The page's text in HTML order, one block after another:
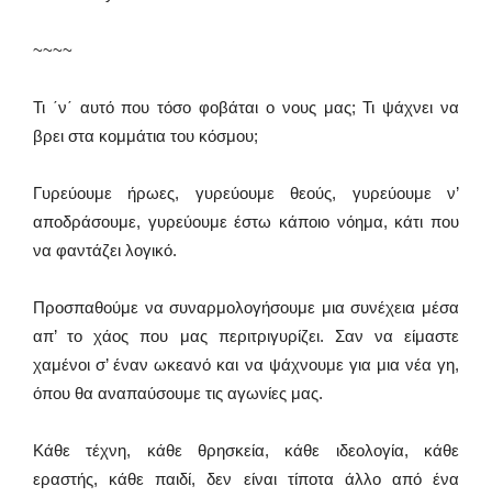
~~~~
Τι ΄ν΄ αυτό που τόσο φοβάται ο νους μας; Τι ψάχνει να
βρει στα κομμάτια του κόσμου;
Γυρεύουμε ήρωες, γυρεύουμε θεούς, γυρεύουμε ν’
αποδράσουμε, γυρεύουμε έστω κάποιο νόημα, κάτι που
να φαντάζει λογικό.
Προσπαθούμε να συναρμολογήσουμε μια συνέχεια μέσα
απ’ το χάος που μας περιτριγυρίζει. Σαν να είμαστε
χαμένοι σ’ έναν ωκεανό και να ψάχνουμε για μια νέα γη,
όπου θα αναπαύσουμε τις αγωνίες μας.
Κάθε τέχνη, κάθε θρησκεία, κάθε ιδεολογία, κάθε
εραστής, κάθε παιδί, δεν είναι τίποτα άλλο από ένα